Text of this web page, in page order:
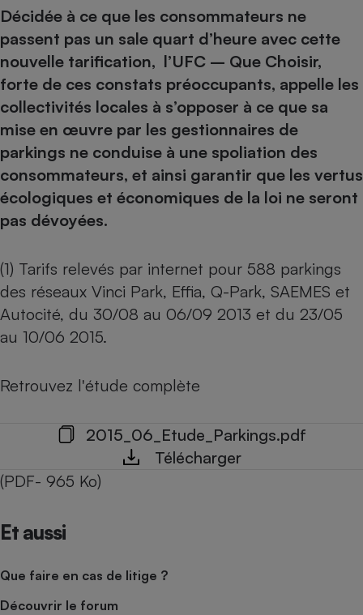
Décidée à ce que les consommateurs ne
passent pas un sale quart d’heure avec cette
nouvelle tarification, l’UFC – Que Choisir,
forte de ces constats préoccupants, appelle les
collectivités locales à s’opposer à ce que sa
mise en œuvre par les gestionnaires de
parkings ne conduise à une spoliation des
consommateurs, et ainsi garantir que les vertus
écologiques et économiques de la loi ne seront
pas dévoyées.
(1) Tarifs relevés par internet pour 588 parkings
des réseaux Vinci Park, Effia, Q-Park, SAEMES et
Autocité, du 30/08 au 06/09 2013 et du 23/05
au 10/06 2015.
Retrouvez l'étude complète
2015_06_Etude_Parkings.pdf
Télécharger
(PDF- 965 Ko)
Et aussi
Que faire en cas de litige ?
Découvrir le forum